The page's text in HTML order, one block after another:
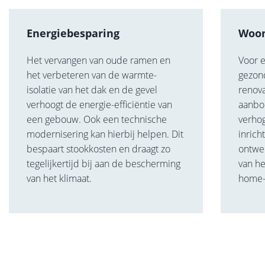
Energiebesparing
Het vervangen van oude ramen en
het verbeteren van de warmte-
isolatie van het dak en de gevel
verhoogt de energie-efficiëntie van
een gebouw. Ook een technische
modernisering kan hierbij helpen. Dit
bespaart stookkosten en draagt zo
tegelijkertijd bij aan de bescherming
van het klimaat.
Voor
van